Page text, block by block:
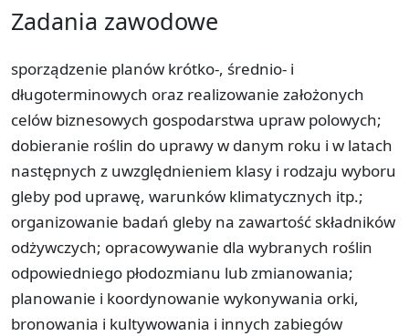
Zadania zawodowe
sporządzenie planów krótko-, średnio- i
długoterminowych oraz realizowanie założonych
celów biznesowych gospodarstwa upraw polowych;
dobieranie roślin do uprawy w danym roku i w latach
następnych z uwzględnieniem klasy i rodzaju wyboru
gleby pod uprawę, warunków klimatycznych itp.;
organizowanie badań gleby na zawartość składników
odżywczych; opracowywanie dla wybranych roślin
odpowiedniego płodozmianu lub zmianowania;
planowanie i koordynowanie wykonywania orki,
bronowania i kultywowania i innych zabiegów